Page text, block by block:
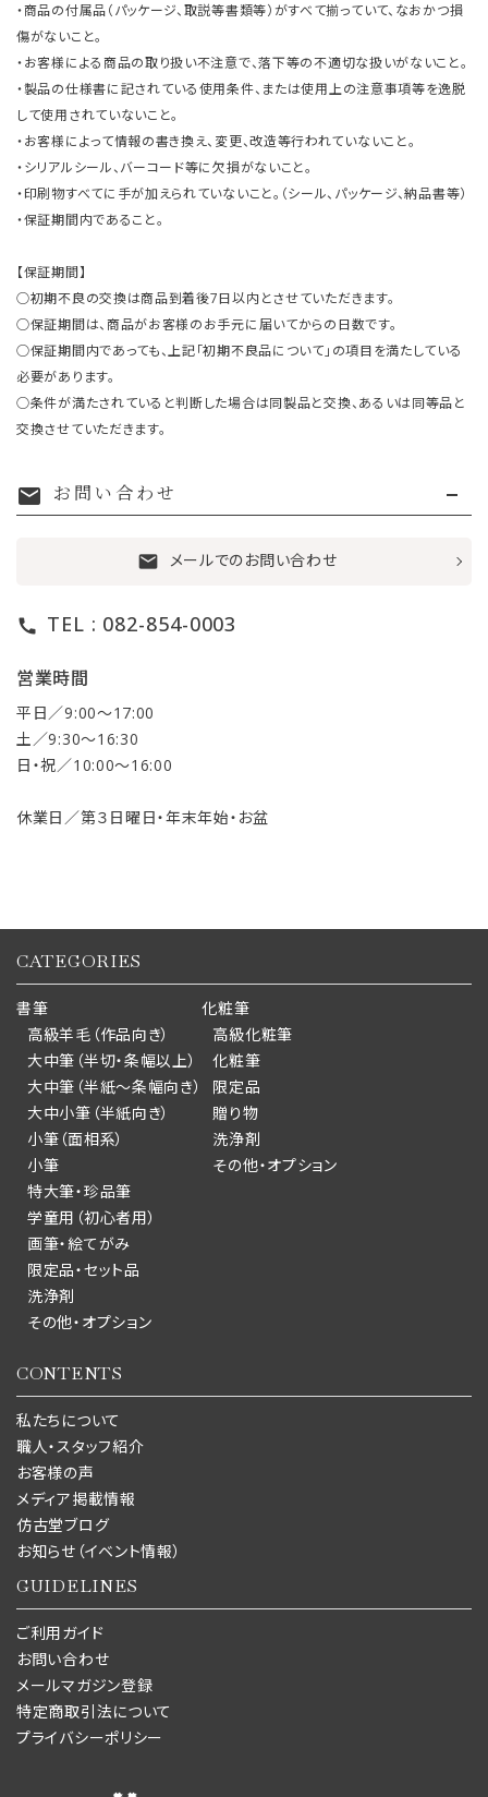
・商品の付属品（パッケージ、取説等書類等）がすべて揃っていて、なおかつ損
傷がないこと。
・お客様による商品の取り扱い不注意で、落下等の不適切な扱いがないこと。
・製品の仕様書に記されている使用条件、または使用上の注意事項等を逸脱
して使用されていないこと。
・お客様によって情報の書き換え、変更、改造等行われていないこと。
・シリアルシール、バーコード等に欠損がないこと。
・印刷物すべてに手が加えられていないこと。（シール、パッケージ、納品書等）
・保証期間内であること。
【保証期間】
○初期不良の交換は商品到着後7日以内とさせていただきます。
○保証期間は、商品がお客様のお手元に届いてからの日数です。
○保証期間内であっても、上記「初期不良品について」の項目を満たしている
必要があります。
○条件が満たされていると判断した場合は同製品と交換、あるいは同等品と
交換させていただきます。
mail お問い合わせ
mail メールでのお問い合わせ
call TEL : 082-854-0003
営業時間
平日／9:00〜17:00
土／9:30〜16:30
日・祝／10:00〜16:00
休業日／第３日曜日・年末年始・お盆
CATEGORIES
書筆
高級羊毛（作品向き）
大中筆（半切・条幅以上）
大中筆（半紙～条幅向き）
大中小筆（半紙向き）
小筆（面相系）
小筆
特大筆・珍品筆
学童用（初心者用）
画筆・絵てがみ
限定品・セット品
洗浄剤
その他・オプション
化粧筆
高級化粧筆
化粧筆
限定品
贈り物
洗浄剤
その他・オプション
CONTENTS
私たちについて
職人・スタッフ紹介
お客様の声
メディア掲載情報
仿古堂ブログ
お知らせ（イベント情報）
GUIDELINES
ご利用ガイド
お問い合わせ
メールマガジン登録
特定商取引法について
プライバシーポリシー